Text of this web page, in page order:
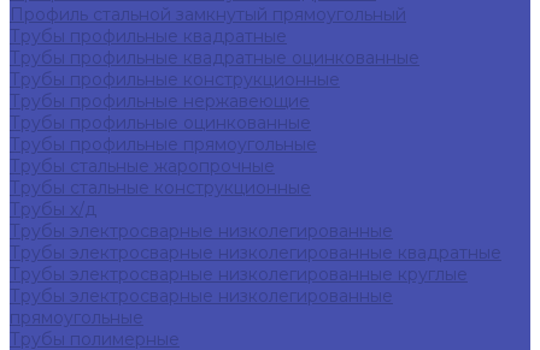
Профиль стальной замкнутый прямоугольный
Трубы профильные квадратные
Трубы профильные квадратные оцинкованные
Трубы профильные конструкционные
Трубы профильные нержавеющие
Трубы профильные оцинкованные
Трубы профильные прямоугольные
Трубы стальные жаропрочные
Трубы стальные конструкционные
Трубы х/д
Трубы электросварные низколегированные
Трубы электросварные низколегированные квадратные
Трубы электросварные низколегированные круглые
Трубы электросварные низколегированные
прямоугольные
Трубы полимерные